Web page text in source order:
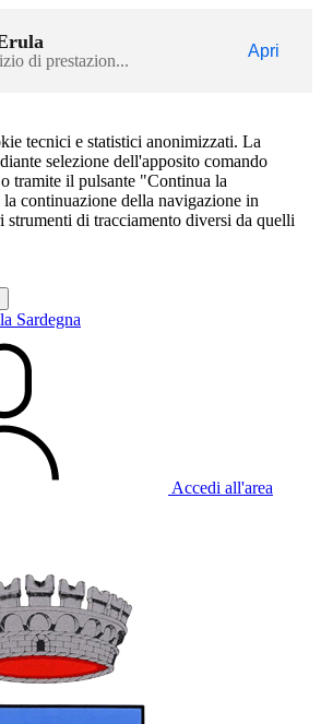
di prestazion...
Apri
tecnici e statistici anonimizzati. La
selezione dell'apposito comando
tramite il pulsante "Continua la
continuazione della navigazione in
strumenti di tracciamento diversi da quelli
Sardegna
Accedi all'area